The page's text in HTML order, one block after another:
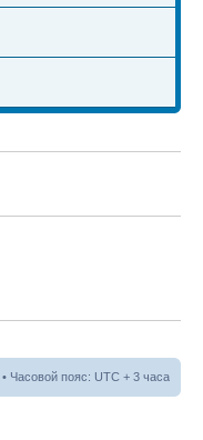
• Часовой пояс: UTC + 3 часа